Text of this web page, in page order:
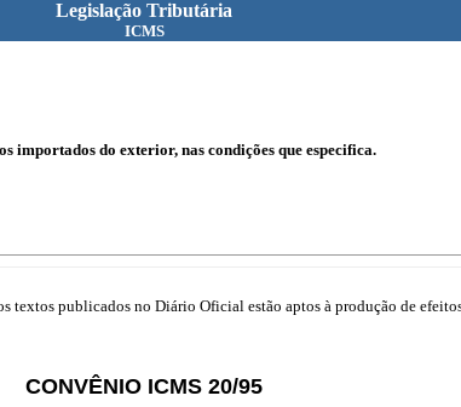
Legislação Tributária
ICMS
importados do exterior, nas condições que especifica.
textos publicados no Diário Oficial estão aptos à produção de
CONVÊNIO ICMS 20/95